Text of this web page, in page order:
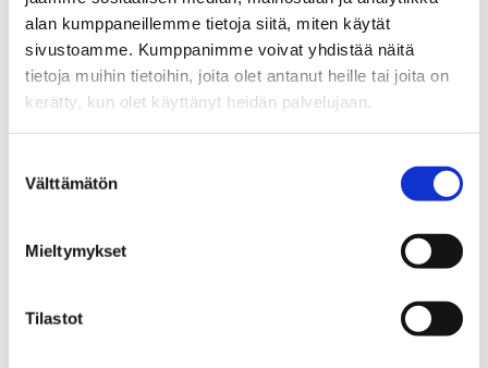
alan kumppaneillemme tietoja siitä, miten käytät
sivustoamme. Kumppanimme voivat yhdistää näitä
tietoja muihin tietoihin, joita olet antanut heille tai joita on
kerätty, kun olet käyttänyt heidän palvelujaan.
valinta
Välttämätön
Mieltymykset
Tilastot
Säännönmukaiset tietolähteet:
Rekisteröidyltä itseltään (esim. verkkosivuston lomakkeiden
kautta)
Tietojen säännönmukaiset luovutukset ja tietojen siirto EU tai
Rekisterin käsittelyssä
tiedot suojataan asianmukaisesti. Kun rekisteritietoja säilytetään
Internet-palvelimilla, niiden laitteiston fyysisestä ja digitaalisesta